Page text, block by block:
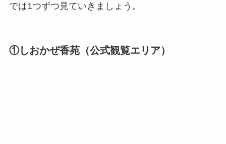
では1つずつ見ていきましょう。
①しおかぜ香苑（公式観覧エリア）